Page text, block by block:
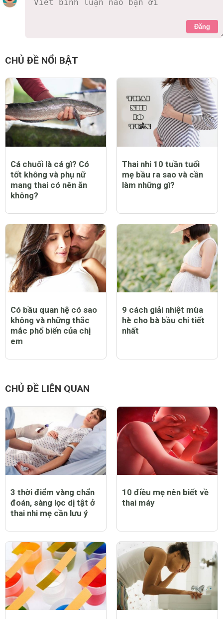
Đăng
CHỦ ĐỀ NỔI BẬT
Cá chuối là cá gì? Có
tốt không và phụ nữ
mang thai có nên ăn
không?
Thai nhi 10 tuần tuổi
mẹ bầu ra sao và cần
làm những gì?
Có bầu quan hệ có sao
không và những thắc
mắc phổ biến của chị
em
9 cách giải nhiệt mùa
hè cho bà bầu chi tiết
nhất
CHỦ ĐỀ LIÊN QUAN
3 thời điểm vàng chẩn
đoán, sàng lọc dị tật ở
thai nhi mẹ cần lưu ý
10 điều mẹ nên biết về
thai máy